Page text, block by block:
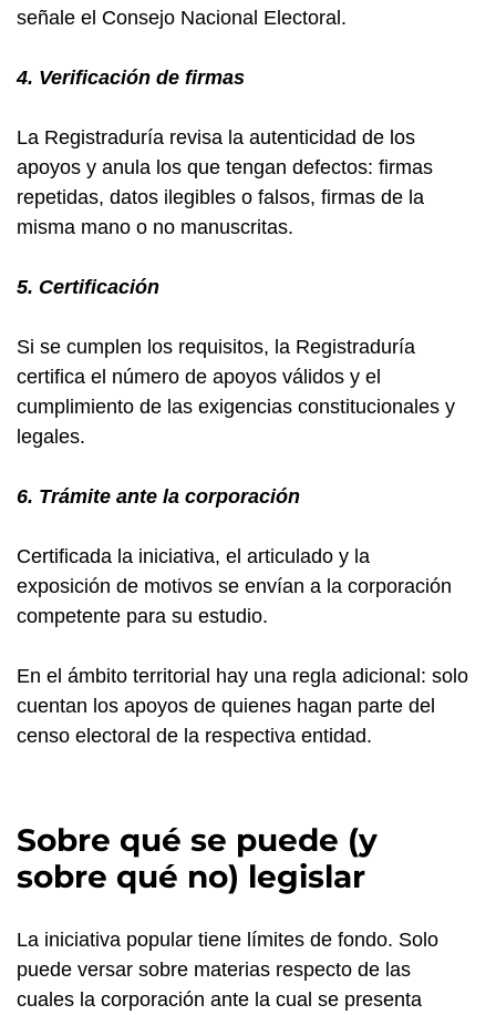
señale el Consejo Nacional Electoral.
4. Verificación de firmas
La Registraduría revisa la autenticidad de los
apoyos y anula los que tengan defectos: firmas
repetidas, datos ilegibles o falsos, firmas de la
misma mano o no manuscritas.
5. Certificación
Si se cumplen los requisitos, la Registraduría
certifica el número de apoyos válidos y el
cumplimiento de las exigencias constitucionales y
legales.
6. Trámite ante la corporación
Certificada la iniciativa, el articulado y la
exposición de motivos se envían a la corporación
competente para su estudio.
En el ámbito territorial hay una regla adicional: solo
cuentan los apoyos de quienes hagan parte del
censo electoral de la respectiva entidad.
Sobre qué se puede (y
sobre qué no) legislar
La iniciativa popular tiene límites de fondo. Solo
puede versar sobre materias respecto de las
cuales la corporación ante la cual se presenta